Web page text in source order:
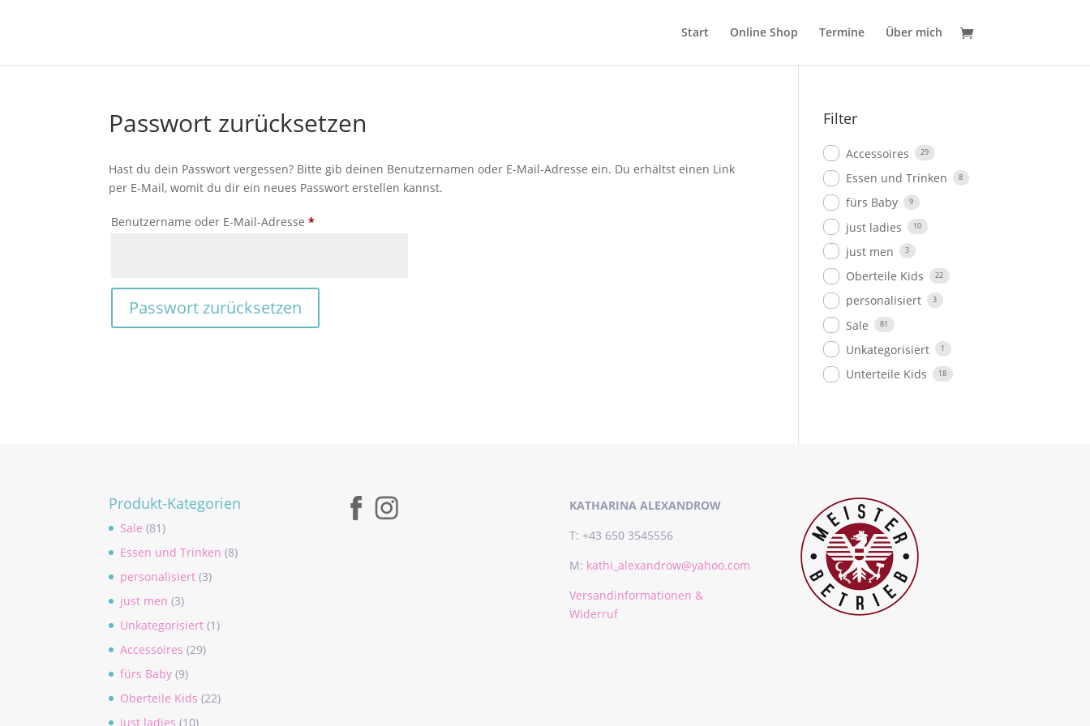
Start Online Shop Termine Über mich
Passwort zurücksetzen
Hast du dein Passwort vergessen? Bitte gib deinen Benutzernamen oder E-Mail-Adresse ein. Du erhältst einen Link
per E-Mail, womit du dir ein neues Passwort erstellen kannst.
Benutzername oder E-Mail-Adresse*Erforderlich
Passwort zurücksetzen
Filter
Accessoires 29
Essen und Trinken 8
fürs Baby 9
just ladies 10
just men 3
Oberteile Kids 22
personalisiert 3
Sale 81
Unkategorisiert 1
Unterteile Kids 18
Produkt-Kategorien
Sale (81)
Essen und Trinken (8)
personalisiert (3)
just men (3)
Unkategorisiert (1)
Accessoires (29)
fürs Baby (9)
Oberteile Kids (22)
just ladies (10)
KATHARINA ALEXANDROW
T: +43 650 3545556
M: kathi_alexandrow@yahoo.com
Versandinformationen &
Widerruf